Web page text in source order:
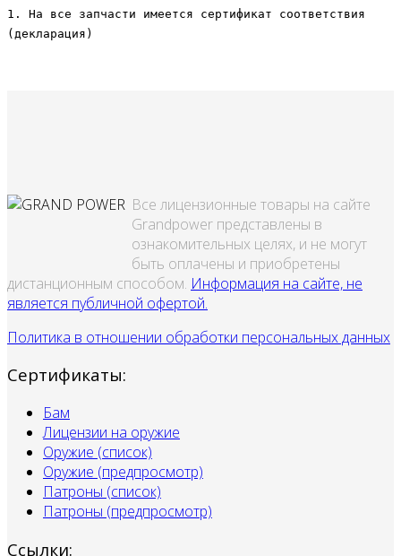
1. На все запчасти имеется сертификат соответствия
(декларация)
Все лицензионные товары на сайте
Grandpower представлены в
ознакомительных целях, и не могут
быть оплачены и приобретены
дистанционным способом. Информация на сайте, не
является публичной офертой.
Политика в отношении обработки персональных данных
Сертификаты:
Бам
Лицензии на оружие
Оружие (список)
Оружие (предпросмотр)
Патроны (список)
Патроны (предпросмотр)
Ссылки: